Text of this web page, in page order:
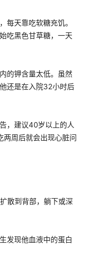
每天靠吃软糖充饥。
吃黑色甘草糖，一天
的钾含量太低。虽然
还是在入院32小时后
，建议40岁以上的人
两周后就会出现心脏问
散到背部，躺下或深
发现他血液中的蛋白